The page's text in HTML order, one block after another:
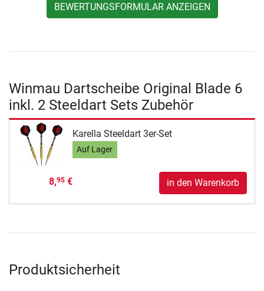
BEWERTUNGSFORMULAR ANZEIGEN
Winmau Dartscheibe Original Blade 6
inkl. 2 Steeldart Sets Zubehör
Karella Steeldart 3er-Set
Auf Lager
8,95€ in den Warenkorb
Produktsicherheit